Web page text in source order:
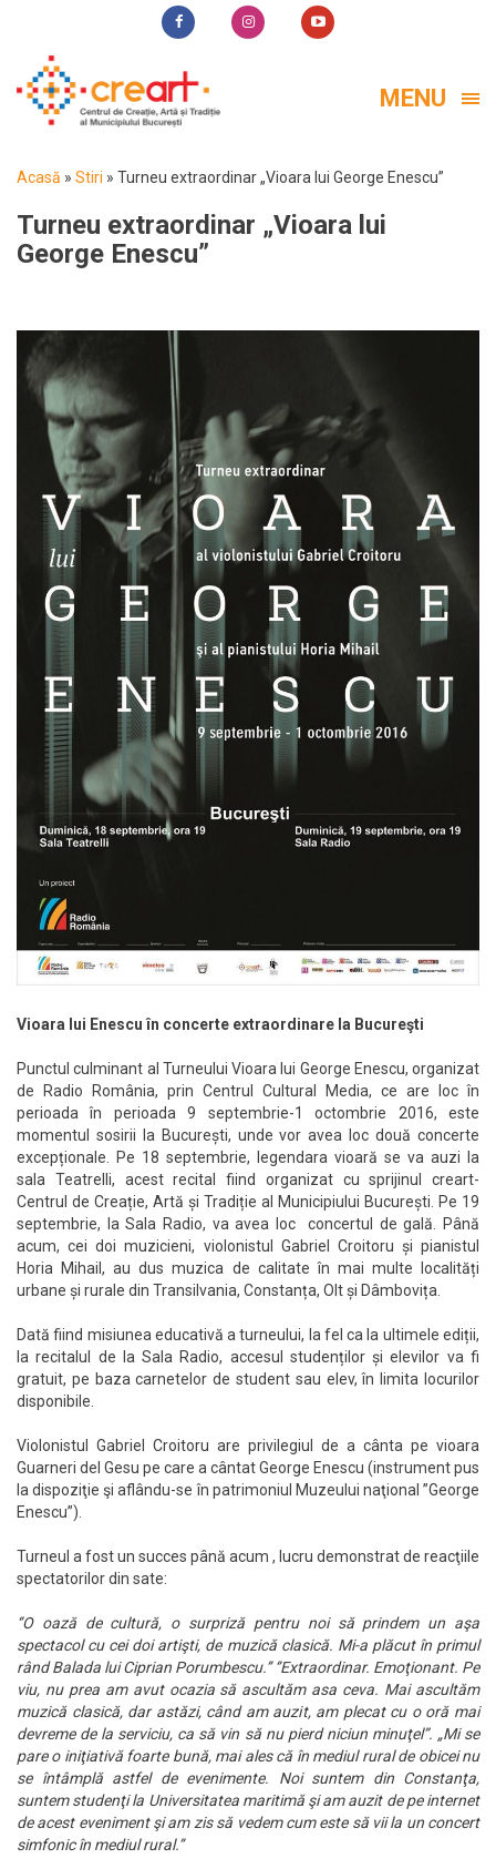
MENU
Acasă » Stiri » Turneu extraordinar „Vioara lui George Enescu”
Turneu extraordinar „Vioara lui
George Enescu”
Vioara lui Enescu în concerte extraordinare la Bucureşti
Punctul culminant al Turneului Vioara lui George Enescu, organizat
de Radio România, prin Centrul Cultural Media, ce are loc în
perioada în perioada 9 septembrie-1 octombrie 2016, este
momentul sosirii la București, unde vor avea loc două concerte
excepționale. Pe 18 septembrie, legendara vioară se va auzi la
sala Teatrelli, acest recital fiind organizat cu sprijinul creart-
Centrul de Creație, Artă și Tradiție al Municipiului București. Pe 19
septembrie, la Sala Radio, va avea loc concertul de gală. Până
acum, cei doi muzicieni, violonistul Gabriel Croitoru și pianistul
Horia Mihail, au dus muzica de calitate în mai multe localități
urbane și rurale din Transilvania, Constanța, Olt și Dâmbovița.
Dată fiind misiunea educativă a turneului, la fel ca la ultimele ediții,
la recitalul de la Sala Radio, accesul studenților și elevilor va fi
gratuit, pe baza carnetelor de student sau elev, în limita locurilor
disponibile.
Violonistul Gabriel Croitoru are privilegiul de a cânta pe vioara
Guarneri del Gesu pe care a cântat George Enescu (instrument pus
la dispoziţie şi aflându-se în patrimoniul Muzeului naţional ”George
Enescu”).
Turneul a fost un succes până acum , lucru demonstrat de reacţiile
spectatorilor din sate:
‘’O oază de cultură, o surpriză pentru noi să prindem un aşa
spectacol cu cei doi artişti, de muzică clasică. Mi-a plăcut în primul
rând Balada lui Ciprian Porumbescu.’’‘’Extraordinar. Emoţionant. Pe
viu, nu prea am avut ocazia să ascultăm asa ceva. Mai ascultăm
muzică clasică, dar astăzi, când am auzit, am plecat cu o oră mai
devreme de la serviciu, ca să vin să nu pierd niciun minuţel”. „Mi se
pare o iniţiativă foarte bună, mai ales că în mediul rural de obicei nu
se întâmplă astfel de evenimente. Noi suntem din Constanţa,
suntem studenţi la Universitatea maritimă şi am auzit de pe internet
de acest eveniment şi am zis să vedem cum este să vii la un concert
simfonic în mediul rural.’’